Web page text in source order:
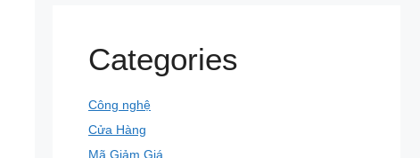
Categories
Công nghệ
Cửa Hàng
Mã Giảm Giá